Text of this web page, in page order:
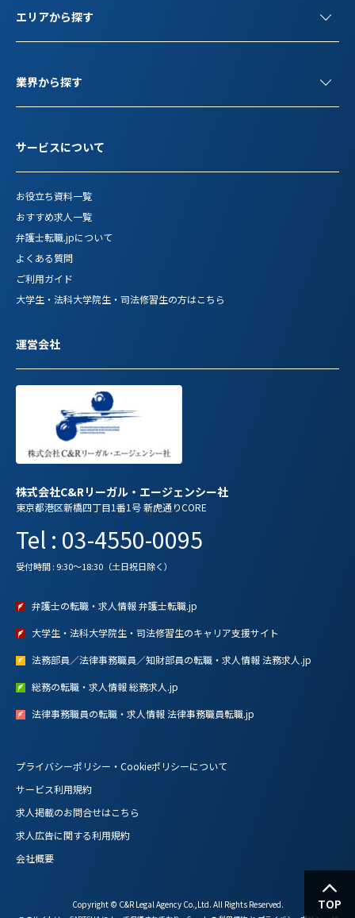
エリアから探す
業界から探す
サービスについて
お役立ち資料一覧
おすすめ求人一覧
弁護士転職.jpについて
よくある質問
ご利用ガイド
大学生・法科大学院生・司法修習生の方はこちら
運営会社
株式会社C&Rリーガル・エージェンシー社
東京都港区新橋四丁目1番1号 新虎通りCORE
Tel : 03-4550-0095
受付時間 : 9:30～18:30（土日祝日除く）
弁護士の転職・求人情報 弁護士転職.jp
大学生・法科大学院生・司法修習生のキャリア支援サイト
法務部員／法律事務職員／知財部員の転職・求人情報 法務求人.jp
総務の転職・求人情報 総務求人.jp
法律事務職員の転職・求人情報 法律事務職員転職.jp
プライバシーポリシー・Cookieポリシーについて
サービス利用規約
求人掲載のお問合せはこちら
求人広告に関する利用規約
会社概要
Copyright © C&R Legal Agency Co.,Ltd. All Rights Reserved. TOP